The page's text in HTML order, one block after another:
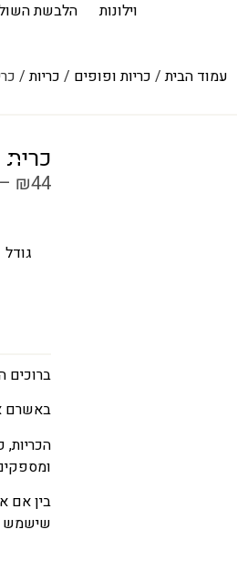
וילונות הלבשת
עמוד הבית/ כריות ופופים / כריות/
₪44
–
גודל
באשרם
בין אם
שישמש